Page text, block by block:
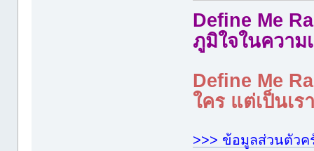
Define Me
ภูมิใจในความ
Define Me
ใคร แต่เป็นเ
>>> ข้อมูลส่วนตัวค